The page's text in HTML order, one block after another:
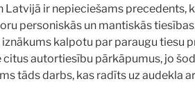
Latvijā ir nepieciešams precedents,
personiskās un mantiskās
kalpotu par paraugu tiesu
citus autortiesību pārkāpumus, jo
tāds darbs, kas radīts uz audekla